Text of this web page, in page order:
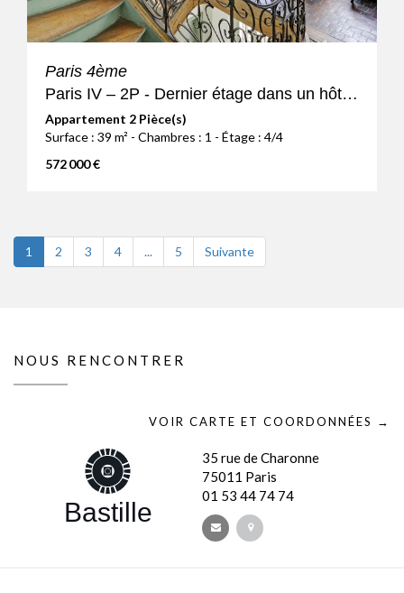
Paris 4ème
Paris IV – 2P - Dernier étage dans un hôtel particulier
Appartement 2 Pièce(s)
Surface : 39 m² - Chambres : 1 - Étage : 4/4
572 000 €
1 2 3 4 ... 5 Suivante
NOUS RENCONTRER
VOIR CARTE ET COORDONNÉES →
Bastille
35 rue de Charonne
75011 Paris
01 53 44 74 74